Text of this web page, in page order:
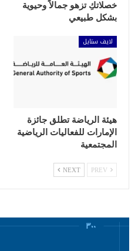
خصلاتكِ تزهو جمالاً وحيوية
بشكل طبيعي
لايف ستايل
هيئة الرياضة تطلق جائزة
الإمارات للفعاليات الرياضية
المجتمعية
NEXT